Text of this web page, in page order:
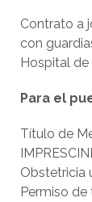
Contrato a
con
Hospital de
Para el
Título de
Obstetricia
Permiso